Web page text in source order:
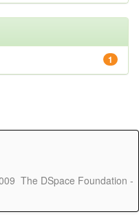
1
The DSpace Foundation -